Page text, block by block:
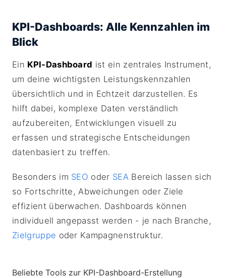
KPI-Dashboards: Alle Kennzahlen im
Blick
Ein KPI-Dashboard ist ein zentrales Instrument,
um deine wichtigsten Leistungskennzahlen
übersichtlich und in Echtzeit darzustellen. Es
hilft dabei, komplexe Daten verständlich
aufzubereiten, Entwicklungen visuell zu
erfassen und strategische Entscheidungen
datenbasiert zu treffen.
Besonders im SEO oder SEA Bereich lassen sich
so Fortschritte, Abweichungen oder Ziele
effizient überwachen. Dashboards können
individuell angepasst werden - je nach Branche,
Zielgruppe oder Kampagnenstruktur.
Beliebte Tools zur KPI-Dashboard-Erstellung